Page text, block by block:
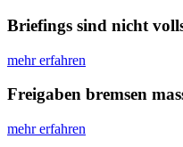
Briefings sind nicht
mehr erfahren
Freigaben bremsen
mehr erfahren